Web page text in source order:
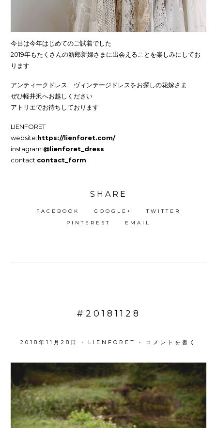
今日は今年はじめてのご試着でした
2019年もたくさんの新郎新婦さまに出会えることを楽しみにしてお
ります
アンティークドレス ヴィンテージドレスをお探しの花嫁さま
ぜひ軽井沢へお越しください
アトリエでお待ちしております
LIENFORET
website:https://lienforet.com/
instagram:@lienforet_dress
contact:contact_form
SHARE
FACEBOOK GOOGLE+
TWITTER
PINTEREST
EMAIL
#20181128
2018年11月28日 • LIENFORET • コメントを書く